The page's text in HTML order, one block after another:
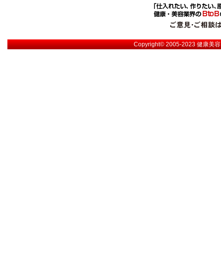
Copyright© 2005-2023健康美